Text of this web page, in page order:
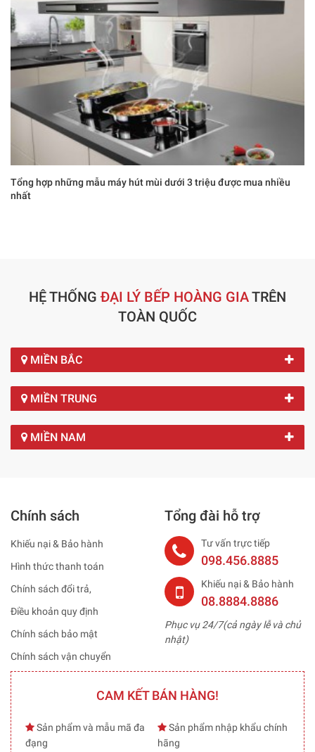
Tổng hợp những mẫu máy hút mùi dưới 3 triệu được mua nhiều
nhất
HỆ THỐNG ĐẠI LÝ BẾP HOÀNG GIATRÊN
TOÀN QUỐC
MIỀN BẮC
MIỀN TRUNG
MIỀN NAM
Chính sách
Khiếu nại & Bảo hành
Hình thức thanh toán
Chính sách đổi trả,
Điều khoản quy định
Chính sách bảo mật
Chính sách vận chuyển
Tổng đài hỗ trợ
Tư vấn trực tiếp
098.456.8885
Khiếu nại & Bảo hành
08.8884.8886
Phục vụ 24/7(cả ngày lễ và chủ
nhật)
CAM KẾT BÁN HÀNG!
Sản phẩm và mẫu mã đa
đạng
Sản phẩm nhập khẩu chính
hãng